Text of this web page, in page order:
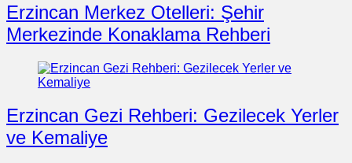
Erzincan Merkez Otelleri: Şehir
Merkezinde Konaklama Rehberi
Erzincan Gezi Rehberi: Gezilecek Yerler
ve Kemaliye